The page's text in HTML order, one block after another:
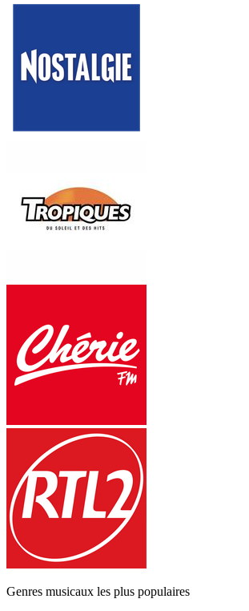
Genres musicaux les plus populaires